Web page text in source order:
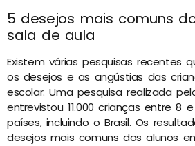
5 desejos mais comuns
sala de aula
Existem várias pesquisas recentes
os desejos e as angústias das
escolar. Uma pesquisa realizada
entrevistou 11.000 crianças entre 8
países, incluindo o Brasil. Os
desejos mais comuns dos alunos